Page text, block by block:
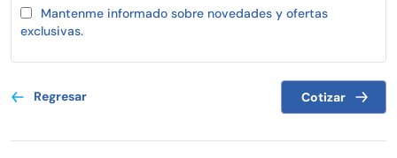
Mantenme informado sobre novedades y ofertas
exclusivas.
Regresar Cotizar